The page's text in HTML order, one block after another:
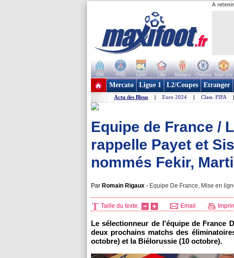
A
OM PSG Lyon Lille Monaco Chelsea Man Utd
+ de clubs
Mercato Ligue 1 L2/Coupes Etranger
Actu des Bleus | Euro 2024 | Class. FIFA |
Equipe de France /
rappelle Payet et
nommés Fekir,
Par Romain Rigaux - Equipe De France, Mise en
Taille du texte: Email
Le sélectionneur de l'équipe de France
deux prochains matchs des
octobre) et la Biélorussie (10 octobre).